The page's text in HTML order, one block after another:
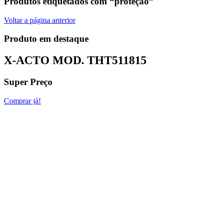
Voltar a página anterior
Produto em destaque
X-ACTO MOD. THT511815
Super Preço
Comprar já!